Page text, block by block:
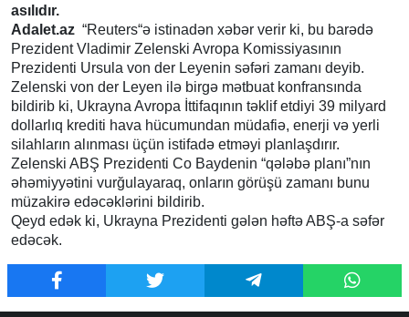
asılıdır.
Adalet.az “Reuters“ə istinadən xəbər verir ki, bu barədə
Prezident Vladimir Zelenski Avropa Komissiyasının
Prezidenti Ursula von der Leyenin səfəri zamanı deyib.
Zelenski von der Leyen ilə birgə mətbuat konfransında
bildirib ki, Ukrayna Avropa İttifaqının təklif etdiyi 39 milyard
dollarlıq krediti hava hücumundan müdafiə, enerji və yerli
silahların alınması üçün istifadə etməyi planlaşdırır.
Zelenski ABŞ Prezidenti Co Baydenin “qələbə planı”nın
əhəmiyyətini vurğulayaraq, onların görüşü zamanı bunu
müzakirə edəcəklərini bildirib.
Qeyd edək ki, Ukrayna Prezidenti gələn həftə ABŞ-a səfər
edəcək.